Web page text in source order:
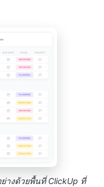
างด้วยพื้นที่ ClickUp ที่